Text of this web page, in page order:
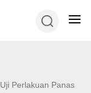
Uji Perlakuan Panas